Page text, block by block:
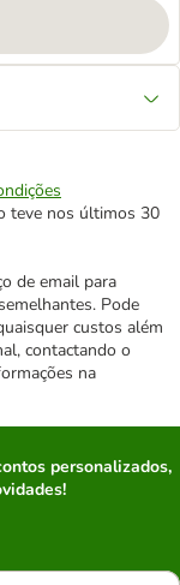
teve nos últimos 30
de email para
Pode
custos além
contactando o
na
personalizados,